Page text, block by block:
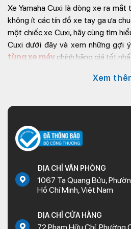
Xe Yamaha Cuxi là dòng xe ra
không ít các tín đồ xe tay ga ưa
một chiếc xe Cuxi, hãy cùng tìm
Cuxi dưới đây và xem những gợi
tùng xe máy chính hãng giá tốt
Giới thiệu về xe
Giới thiệu về xe
Xem
ĐỊA CHỈ VĂN PHÒNG
1067 Tạ Quang Bửu,
Hồ Chí Minh, Việt Nam
ĐỊA CHỈ CỬA HÀNG